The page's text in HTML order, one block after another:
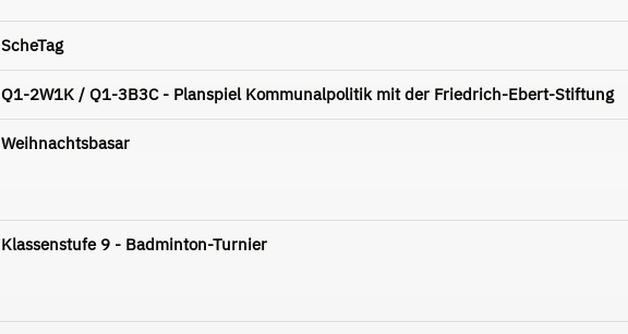
ScheTag
Q1-2W1K / Q1-3B3C - Planspiel Kommunalpolitik mit der Friedrich-Ebert-Stiftung
Weihnachtsbasar
Klassenstufe 9 - Badminton-Turnier